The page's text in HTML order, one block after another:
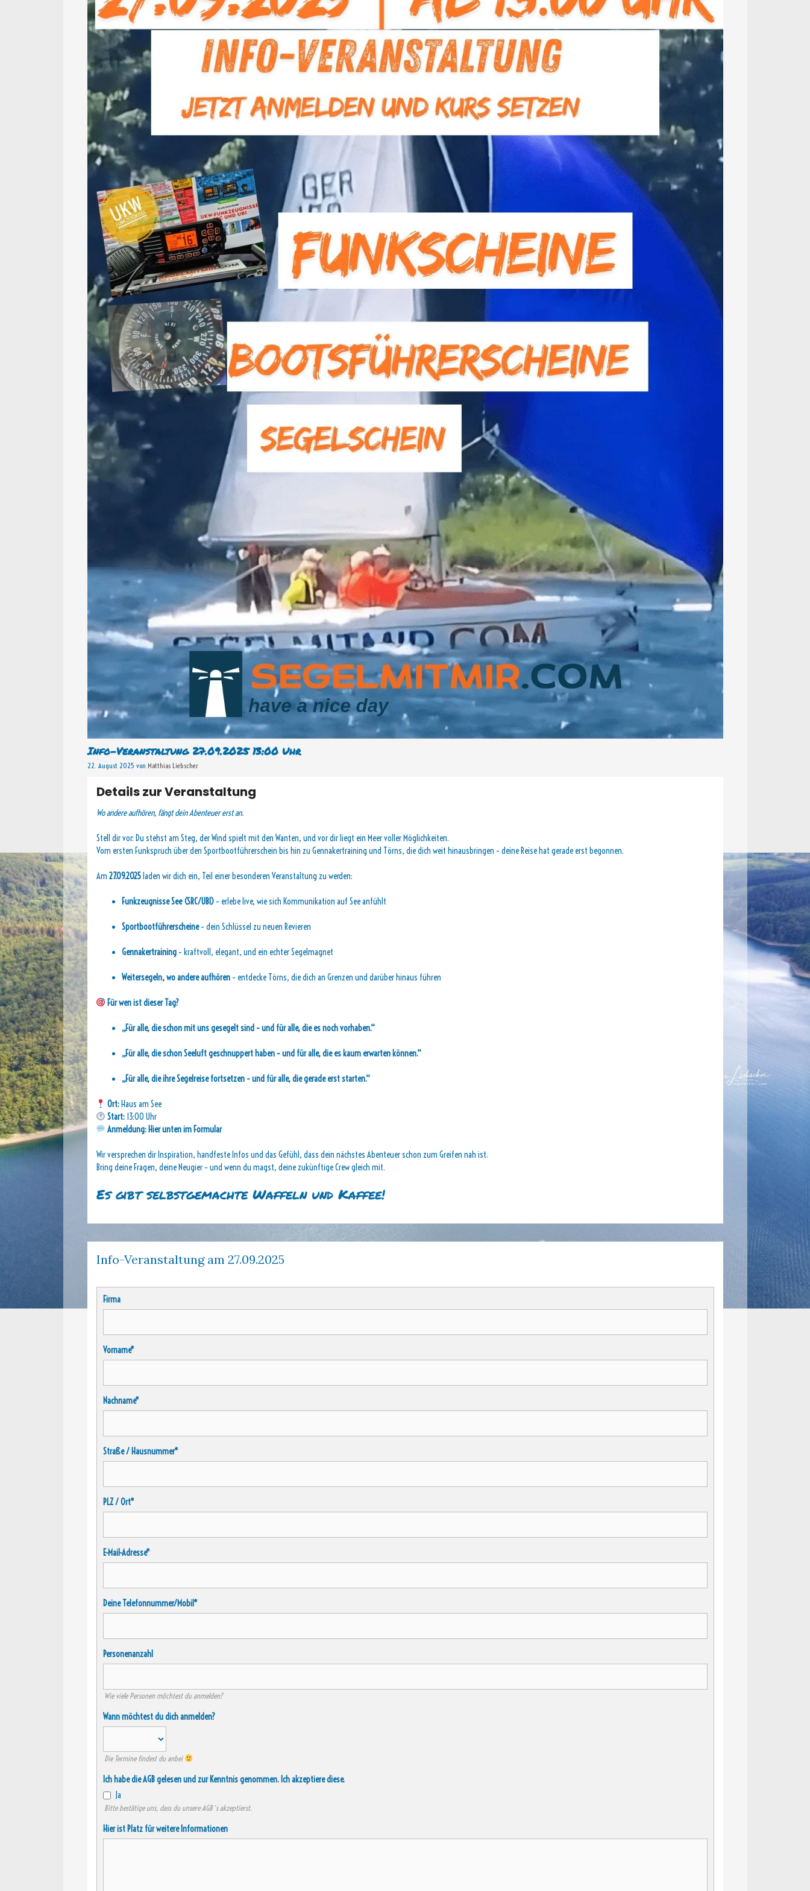
Info-Veranstaltung 27.09.2025 13:00 Uhr
22. August 2025 von Matthias Liebscher
Details zur Veranstaltung
Wo andere aufhören, fängt dein Abenteuer erst an.
Stell dir vor: Du stehst am Steg, der Wind spielt mit den Wanten, und vor dir liegt ein Meer voller Möglichkeiten.
Vom ersten Funkspruch über den Sportbootführerschein bis hin zu Gennakertraining und Törns, die dich weit hinausbringen – deine Reise hat gerade erst begonnen.
Am 27.09.2025laden wir dich ein, Teil einer besonderen Veranstaltung zu werden:
Funkzeugnisse See (SRC/UBI)– erlebe live, wie sich Kommunikation auf See anfühlt
Sportbootführerscheine– dein Schlüssel zu neuen Revieren
Gennakertraining– kraftvoll, elegant, und ein echter Segelmagnet
Weitersegeln, wo andere aufhören– entdecke Törns, die dich an Grenzen und darüber hinaus führen
Für wen ist dieser Tag?
„Für alle, die schon mit uns gesegelt sind – und für alle, die es noch vorhaben.“
„Für alle, die schon Seeluft geschnuppert haben – und für alle, die es kaum erwarten können.“
„Für alle, die ihre Segelreise fortsetzen – und für alle, die gerade erst starten.“
Ort: Haus am See
Start: 13:00 Uhr
Anmeldung: Hier unten im Formular
Wir versprechen dir Inspiration, handfeste Infos und das Gefühl, dass dein nächstes Abenteuer schon zum Greifen nah ist.
Bring deine Fragen, deine Neugier – und wenn du magst, deine zukünftige Crew gleich mit.
Es gibt selbstgemachte Waffeln und Kaffee!
Info-Veranstaltung am 27.09.2025
Firma
Vorname*
Nachname*
Straße / Hausnummer*
PLZ / Ort*
E-Mail-Adresse*
Deine Telefonnummer/Mobil*
Personenanzahl
Wie viele Personen möchtest du anmelden?
Wann möchtest du dich anmelden?
Die Termine findest du anbei
Ich habe die AGB gelesen und zur Kenntnis genommen. Ich akzeptiere diese.
Ja
Bitte bestätige uns, dass du unsere AGB´s akzeptierst.
Hier ist Platz für weitere Informationen